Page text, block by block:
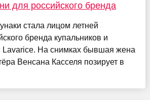
для российского бренда
стала лицом летней
бренда купальников и
На снимках бывшая жена
Венсана Касселя позирует в